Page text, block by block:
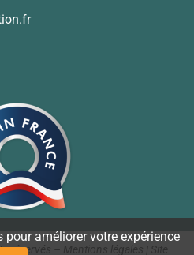
réservés – Mentions légales | Site
améliorer votre expérience